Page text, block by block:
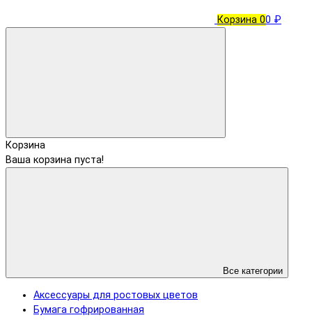
Корзина 00 ₽
Корзина
Ваша корзина пуста!
Все категории
Аксессуары для ростовых цветов
Бумага гофрированная